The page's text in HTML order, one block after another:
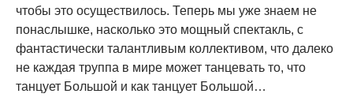
чтобы это осуществилось. Теперь мы уже знаем не
понаслышке, насколько это мощный спектакль, с
фантастически талантливым коллективом, что далеко
не каждая труппа в мире может танцевать то, что
танцует Большой и как танцует Большой…